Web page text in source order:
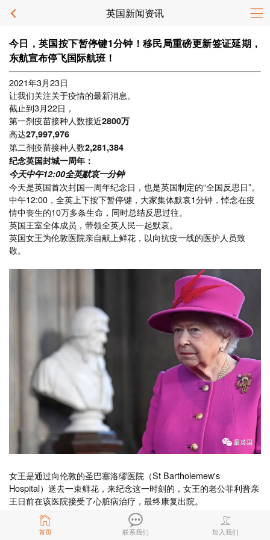
英国新闻资讯
首页 联系我们 加入我们
今日，英国按下暂停键1分钟！移民局重磅更新签证延期，
东航宣布停飞国际航班！
2021年3月23日
让我们关注关于疫情的最新消息。
截止到3月22日，
第一剂疫苗接种人数接近2800万
高达27,997,976
第二剂疫苗接种人数2,281,384
纪念英国封城一周年：
今天中午12:00全英默哀一分钟
今天是英国首次封国一周年纪念日，也是英国制定的“全国反思日”。
中午12:00，全英上下按下暂停键，大家集体默哀1分钟，悼念在疫
情中丧生的10万多条生命，同时总结反思过往。
英国王室全体成员，带领全英人民一起默哀。
英国女王为伦敦医院亲自献上鲜花，以向抗疫一线的医护人员致
敬。
女王是通过向伦敦的圣巴塞洛缪医院（St Bartholemew's
Hospital）送去一束鲜花，来纪念这一时刻的，女王的老公菲利普亲
王日前在该医院接受了心脏病治疗，最终康复出院。
旧闻回顾：👉英国疫苗接种本周双倍提速，40岁已开打！菲利普亲
王出院，心脏手术成功！